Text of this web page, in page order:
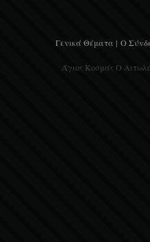
Γενικά Θέματα | Ο
Άγιος Κοσμάς Ο